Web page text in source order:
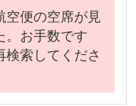
空便の空席が見
。お手数です
検索してくださ